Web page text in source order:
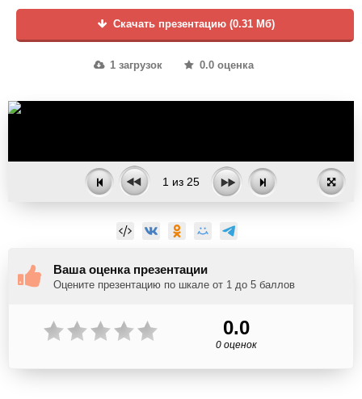
Скачать презентацию (0.31 Мб)
1 загрузок 0.0 оценка
1 из 25
Ваша оценка презентации
Оцените презентацию по шкале от 1 до 5 баллов
0.0
0 оценок